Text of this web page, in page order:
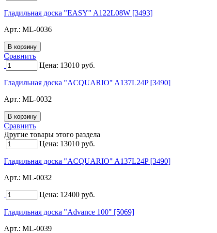
Гладильная доска "EASY" A122L08W [3493]
Арт.: ML-0036
Сравнить
Цена: 13010 руб.
Гладильная доска "ACQUARIO" A137L24P [3490]
Арт.: ML-0032
Сравнить
Другие товары этого раздела
Цена: 13010 руб.
Гладильная доска "ACQUARIO" A137L24P [3490]
Арт.: ML-0032
Цена: 12400 руб.
Гладильная доска "Advance 100" [5069]
Арт.: ML-0039